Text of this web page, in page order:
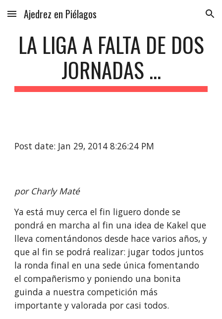
Skip to main content Skip to navigation
Ajedrez en Piélagos
LA LIGA A FALTA DE DOS
JORNADAS ...
Post date: Jan 29, 2014 8:26:24 PM
por Charly Maté
Ya está muy cerca el fin liguero donde se
pondrá en marcha al fin una idea de Kakel que
lleva comentándonos desde hace varios años, y
que al fin se podrá realizar: jugar todos juntos
la ronda final en una sede única fomentando
el compañerismo y poniendo una bonita
guinda a nuestra competición más
importante y valorada por casi todos.